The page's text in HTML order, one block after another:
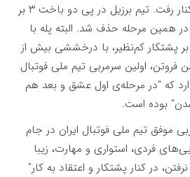
گروهی از صحنه‌ی بازی‌ها کنار رفت. تیم برزیل در پی دو باخت ۳ بر
همین مرحله حذف شد. البته پله با
پشتکار کم‌نظیر، با درخششی بیش از
اولین سرمربی تیم ملی فوتبال
دارد که "در مرحله‌ی اول عشق و بعد هم
بوده است.
موفق تیم ملی فوتبال ایران در جام
"توانایی‌های فردی، استواری و مهارت، زیبا
در کنار پشتکار و اعتقاد به کار"